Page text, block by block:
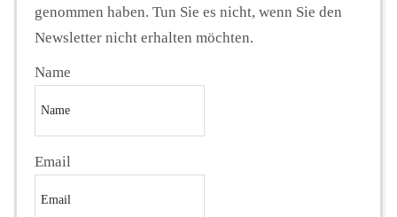
genommen haben. Tun Sie es nicht, wenn Sie den
Newsletter nicht erhalten möchten.
Name
Email